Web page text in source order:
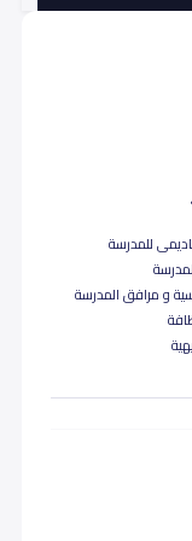
للمدرسة
و مرافق المدرسة